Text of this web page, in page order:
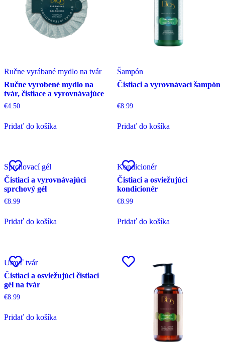
Ručne vyrábané mydlo na tvár
Ručne vyrobené mydlo na
tvár, čistiace a vyrovnávajúce
€4.50
Pridať do košíka
Šampón
Čistiaci a vyrovnávací šampón
€8.99
Pridať do košíka
Sprchovací gél
Čistiaci a vyrovnávajúci
sprchový gél
€8.99
Pridať do košíka
Kondicionér
Čistiaci a osviežujúci
kondicionér
€8.99
Pridať do košíka
Umyť tvár
Čistiaci a osviežujúci čistiaci
gél na tvár
€8.99
Pridať do košíka